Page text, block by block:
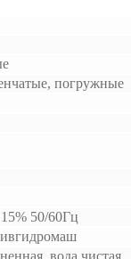
погружные
50/60Гц
вода чистая